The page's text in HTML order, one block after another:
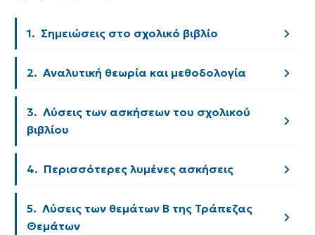
1.  Σημειώσεις στο σχολικό βιβλίο
2.  Αναλυτική θεωρία και μεθοδολογία
3.  Λύσεις των ασκήσεων του σχολικού
βιβλίου
4.  Περισσότερες λυμένες ασκήσεις
5.  Λύσεις των θεμάτων Β της Τράπεζας
Θεμάτων